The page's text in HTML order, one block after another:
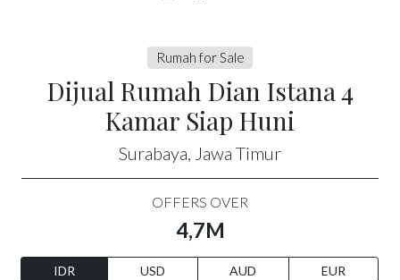
Rumah for Sale
Dijual Rumah Dian Istana 4
Kamar Siap Huni
Surabaya, Jawa Timur
OFFERS OVER
4,7M
IDR USD AUD EUR